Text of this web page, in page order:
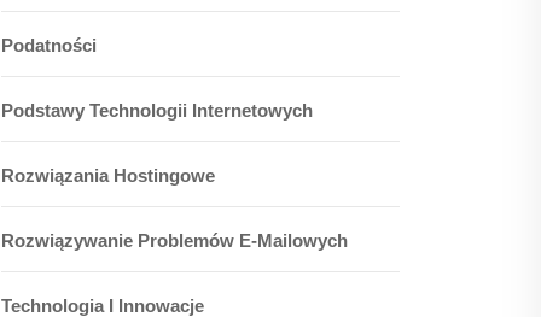
Podatności
Podstawy Technologii Internetowych
Rozwiązania Hostingowe
Rozwiązywanie Problemów E-Mailowych
Technologia I Innowacje